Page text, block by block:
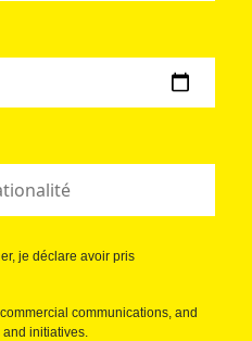
je déclare avoir pris
communications, and
initiatives.